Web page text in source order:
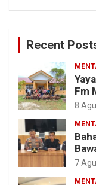
Recent
Fm
8
7